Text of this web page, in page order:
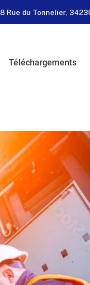
8 Rue du Tonnelier,
Téléchargements